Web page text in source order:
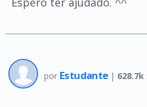
por Estudante | 628.7k